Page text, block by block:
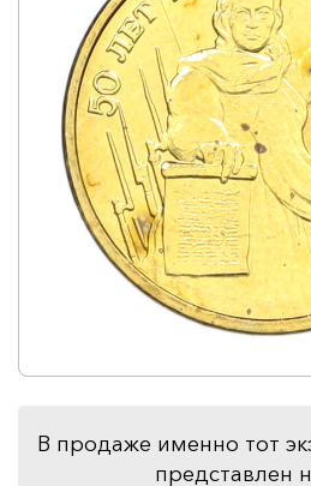
В продаже именно тот
представлен